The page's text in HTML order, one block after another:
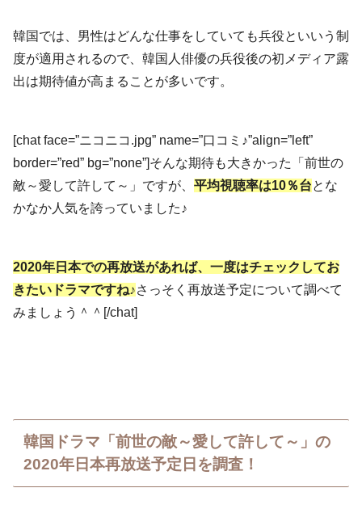
韓国では、男性はどんな仕事をしていても兵役といいう制
度が適用されるので、韓国人俳優の兵役後の初メディア露
出は期待値が高まることが多いです。
[chat face=”ニコニコ.jpg” name=”口コミ♪”align=”left”
border=”red” bg=”none”]そんな期待も大きかった「前世の
敵～愛して許して～」ですが、 平均視聴率は10％台とな
かなか人気を誇っていました♪
2020年日本での再放送があれば、一度はチェックしてお
きたいドラマですね♪さっそく再放送予定について調べて
みましょう＾＾[/chat]
韓国ドラマ「前世の敵～愛して許して～」の
2020年日本再放送予定日を調査！